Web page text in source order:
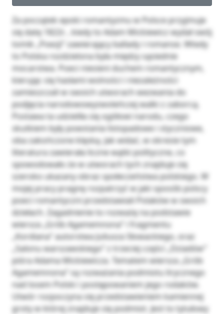
Za początek epoki romantyzmu w Polsce przyjmuje
się datę 1822r. , kiedy to Adam Mickiewicz wydał swój
tomik „Poezji” zawierający ballady i romanse. Wtedy
to Polska rozdzielona była między sąsiednie
mocarstwa. Poeci niesieni duchem romantycznym,
kierując się hasłami wolności i niezależności
zamieszczali w swoich utworach wezwania do
podjęcia narodowowyzwoleńczej walki z zaborcą.
Postawa ta udzieliła się ogółowi narodu, czego
skutkiem były powstania listopadowe i styczniowe,
oba zakończone klęską. Jak widać, w okresie tym
literatura zawierała liczne wątki polityczne, co
spowodowało że w utworach tych znajduje się
szeroko ukazany obraz społeczeństwa polskiego. W
mojej pracy pragnę rozpatrzyć w jaki sposób polscy
poeci romantyczni przedstawiali Polaków w swoich
dziełach. Zagadnienie to rozważę na podstawie
wiersza „Grób Agamemnona” i fragmentu
„Kordiana” autorstwa Juliusza Słowackiego, oraz
„Salonu warszawskiego” z trzeciej części „Dziadów”
pióra Adama Mickiewicza. Tematem wiersza „Grób
Agamemnona” są rozważania podmiotu lirycznego
nad losem Polski i postępowaniem jego rodaków.
Utwór rozpoczyna się przedstawieniem kamiennej
groty w której znajduje się podmiot. Jest to tytułowy